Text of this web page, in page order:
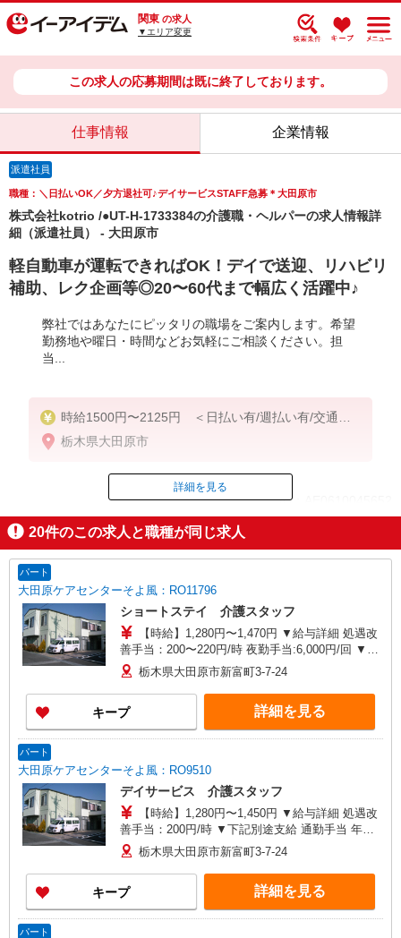
関東 の求人
▼エリア変更
この求人の応募期間は既に終了しております。
仕事情報 企業情報
派遣社員
職種：＼日払いOK／夕方退社可♪デイサービスSTAFF急募＊大田原市
株式会社kotrio /●UT-H-1733384の介護職・ヘルパーの求人情報詳
細（派遣社員） - 大田原市
軽自動車が運転できればOK！デイで送迎、リハビリ
補助、レク企画等◎20〜60代まで幅広く活躍中♪
弊社ではあなたにピッタリの職場をご案内します。希望
勤務地や曜日・時間などお気軽にご相談ください。担
当...
時給1500円〜2125円 ＜日払い有/週払い有/交通費
全支給(ガソリン代含む)＞
栃木県大田原市
ID：AE0610045652
掲載期間終了
詳細を見る
20件のこの求人と職種が同じ求人
パート
大田原ケアセンターそよ風：RO11796
ショートステイ 介護スタッフ
【時給】1,280円〜1,470円 ▼給与詳細 処遇改
善手当：200〜220円/時 夜勤手当:6,000円/回 ▼下
記別途支給 通勤手当 年末年始手当：380円/時 寸
志あり：年2回（6月・12月） ※業績による ※処
遇改善手当は試用期間中(3ヶ月)は支給なし
栃木県大田原市新富町3-7-24
キープ 詳細を見る
パート
大田原ケアセンターそよ風：RO9510
デイサービス 介護スタッフ
【時給】1,280円〜1,450円 ▼給与詳細 処遇改
善手当：200円/時 ▼下記別途支給 通勤手当 年末
年始手当：380円/時 寸志あり：年2回（6月・12
月） ※業績による ※処遇改善手当は試用期間中(3
ヶ月)は支給なし
栃木県大田原市新富町3-7-24
キープ 詳細を見る
パート